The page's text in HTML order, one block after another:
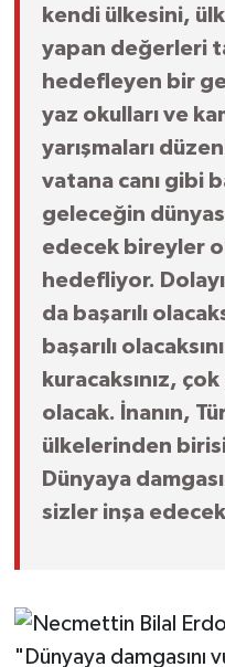
kendi ülkesini,
yapan değerleri
hedefleyen bir
yaz okulları ve
yarışmaları
vatana canı gibi
geleceğin
edecek bireyler
hedefliyor.
da başarılı
başarılı
kuracaksınız,
olacak. İnanın,
ülkelerinden
Dünyaya
sizler inşa